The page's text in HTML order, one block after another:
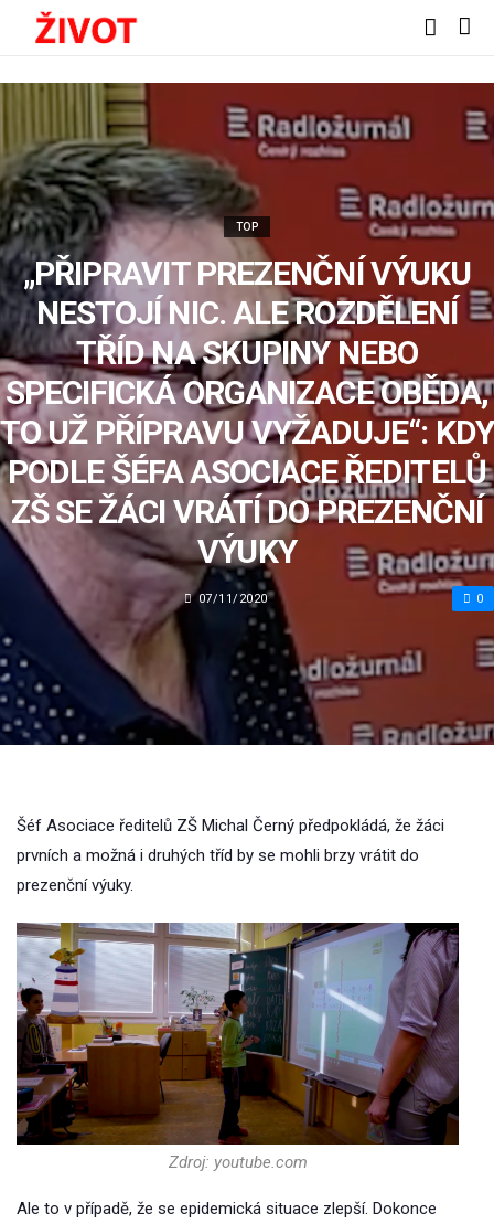
TOP
„PŘIPRAVIT PREZENČNÍ VÝUKU
NESTOJÍ NIC. ALE ROZDĚLENÍ
TŘÍD NA SKUPINY NEBO
SPECIFICKÁ ORGANIZACE OBĚDA,
TO UŽ PŘÍPRAVU VYŽADUJE“: KDY
PODLE ŠÉFA ASOCIACE ŘEDITELŮ
ZŠ SE ŽÁCI VRÁTÍ DO PREZENČNÍ
VÝUKY
07/11/2020 0
Šéf Asociace ředitelů ZŠ Michal Černý předpokládá, že žáci
prvních a možná i druhých tříd by se mohli brzy vrátit do
prezenční výuky.
Zdroj: youtube.com
Ale to v případě, že se epidemická situace zlepší. Dokonce